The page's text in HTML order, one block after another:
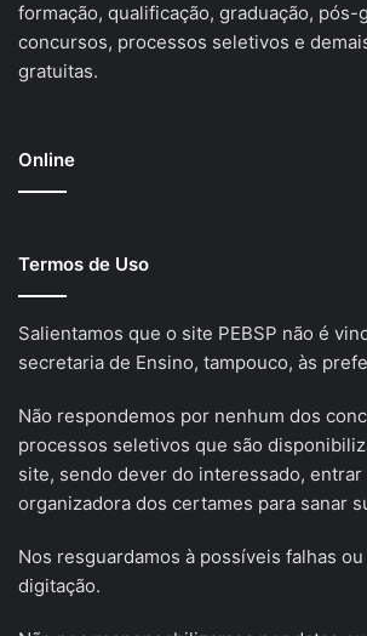
formação, qualificação, graduação, pós-
concursos, processos seletivos e
gratuitas.
Online
Termos de Uso
Salientamos que o site PEBSP não é
secretaria de Ensino, tampouco, às
Não respondemos por nenhum dos
processos seletivos que são
site, sendo dever do interessado, entrar
organizadora dos certames para sanar
Nos resguardamos à possíveis falhas
digitação.